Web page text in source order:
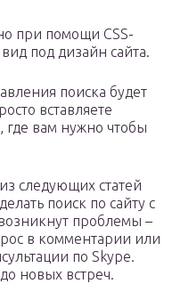
при помощи CSS-
под дизайн сайта.
поиска будет
вставляете
где вам нужно чтобы
следующих статей
поиск по сайту с
проблемы –
в комментарии или
по Skype.
новых встреч.